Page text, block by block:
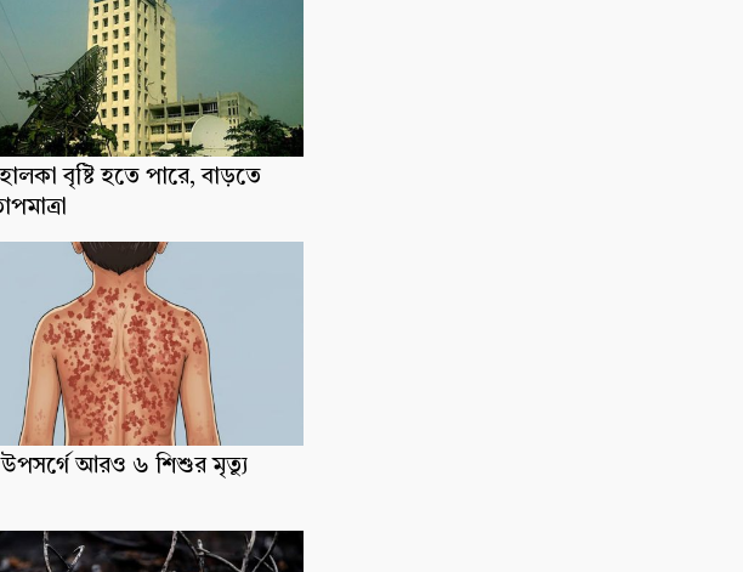
বৃষ্টি হতে পারে, বাড়তে
উপসর্গে আরও ৬ শিশুর মৃত্যু